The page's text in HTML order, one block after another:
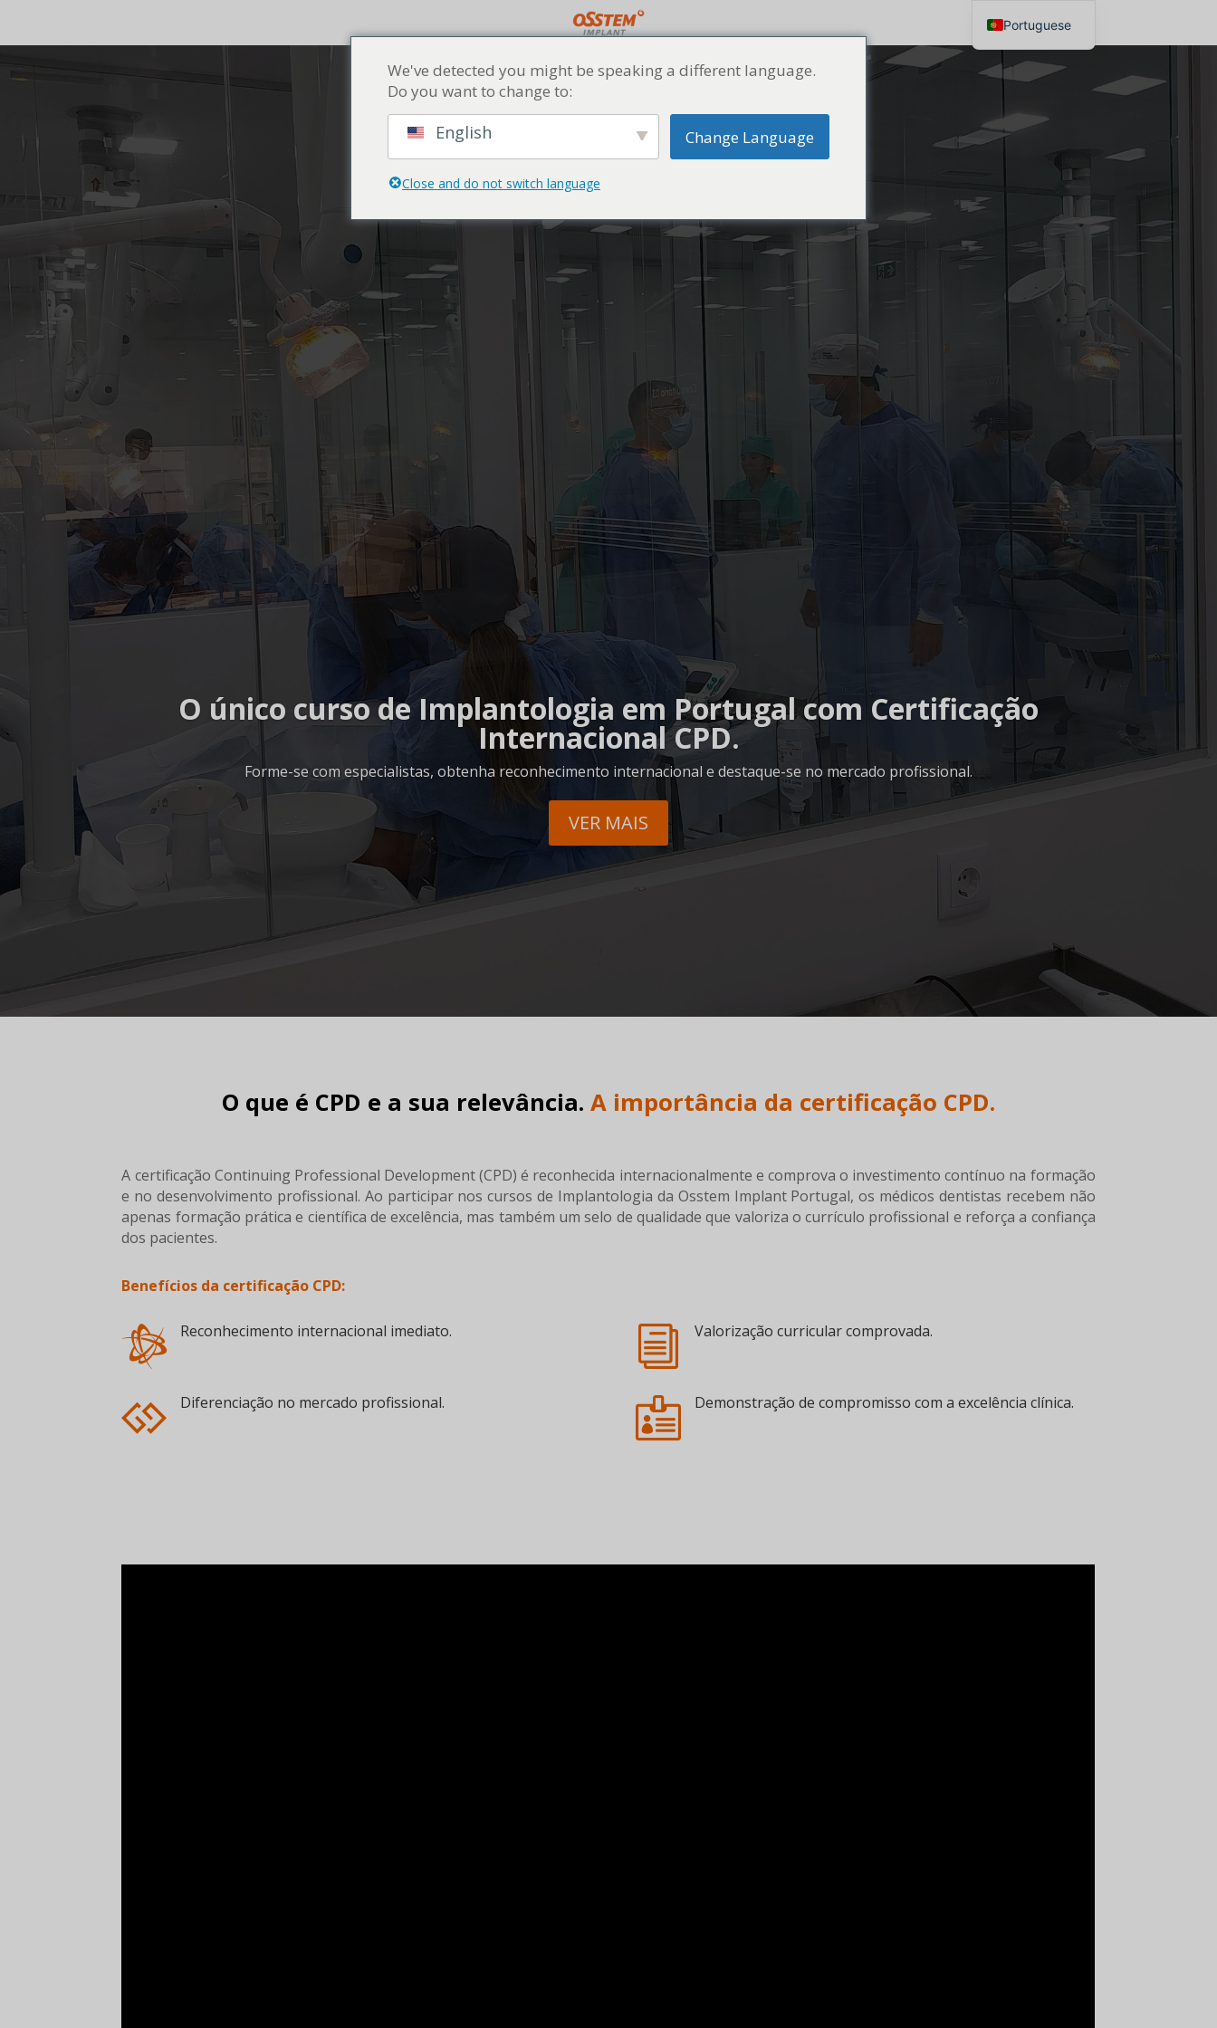
O único curso de Implantologia em Portugal com Certificação
Internacional CPD.
Forme-se com especialistas, obtenha reconhecimento internacional e destaque-se no mercado profissional.
VER MAIS
O que é CPD e a sua relevância. A importância da certificação CPD.
A certificação Continuing Professional Development (CPD) é reconhecida internacionalmente e comprova o investimento contínuo na formação
e no desenvolvimento profissional. Ao participar nos cursos de Implantologia da Osstem Implant Portugal, os médicos dentistas recebem não
apenas formação prática e científica de excelência, mas também um selo de qualidade que valoriza o currículo profissional e reforça a confiança
dos pacientes.
Benefícios da certificação CPD:
 Reconhecimento internacional imediato.
 Diferenciação no mercado profissional.
i Valorização curricular comprovada.
 Demonstração de compromisso com a excelência clínica.
We've detected you might be speaking a different language.
Do you want to change to:
English Change Language
Close and do not switch language
Portuguese
English